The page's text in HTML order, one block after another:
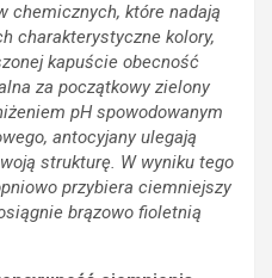
chemicznych, które nadają
charakterystyczne kolory,
kapuście obecność
za początkowy zielony
pH spowodowanym
antocyjany ulegają
strukturę. W wyniku tego
przybiera ciemniejszy
brązowo fioletnią